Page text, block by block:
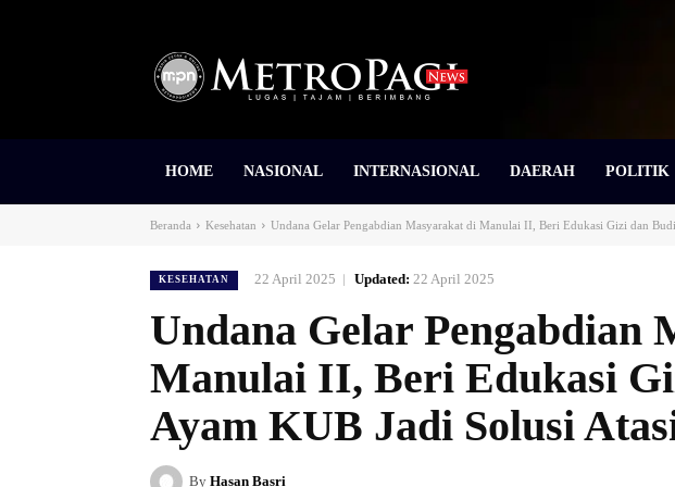
HOME NASIONAL INTERNASIONAL DAERAH POLITIK
Beranda Kesehatan Undana Gelar Pengabdian Masyarakat di Manulai II, Beri Edukasi Gizi dan
KESEHATAN 22 April 2025 Updated: 22 April 2025
Undana Gelar Pengabdian
Manulai II, Beri Edukasi
Ayam KUB Jadi Solusi
By Hasan Basri